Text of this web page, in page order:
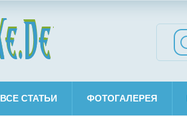
ВСЕ СТАТЬИ ФОТОГАЛЕРЕЯ